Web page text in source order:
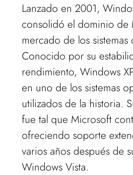
Lanzado en 2001,
consolidó el dominio de
mercado de los sistemas
Conocido por su
rendimiento, Windows
en uno de los sistemas
utilizados de la historia.
fue tal que Microsoft
ofreciendo soporte
varios años después de
Windows Vista.